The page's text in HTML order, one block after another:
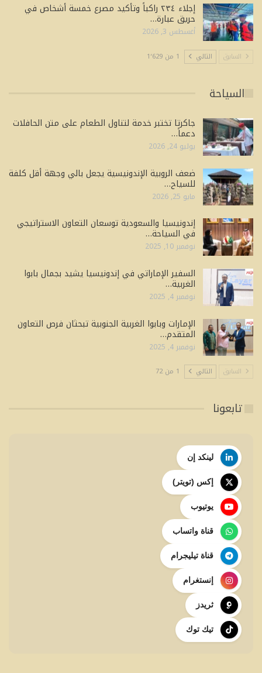
إجلاء ٢٣٤ راكباً وتأكيد مصرع خمسة أشخاص في
حريق عبارة…
أغسطس 3, 2026
السابق التالي 1 من 1٬629
السياحة
جاكرتا تختبر خدمة لتناول الطعام على متن الحافلات
دعماً…
يوليو 24, 2026
ضعف الروبية الإندونيسية يجعل بالي وجهة أقل كلفة
للسياح…
مايو 25, 2026
إندونيسيا والسعودية توسعان التعاون الاستراتيجي
في السياحة…
نوفمبر 10, 2025
السفير الإماراتي في إندونيسيا يشيد بجمال بابوا
الغربية…
نوفمبر 4, 2025
الإمارات وبابوا الغربية الجنوبية تبحثان فرص التعاون
المتقدم…
نوفمبر 4, 2025
السابق التالي 1 من 72
تابعونا
لينكد إن
إكس (تويتر)
يوتيوب
قناة واتساب
قناة تيليجرام
إنستغرام
ثريدز
تيك توك